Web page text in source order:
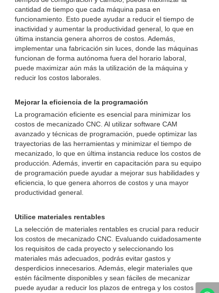
cantidad de tiempo que cada máquina pasa en
funcionamiento. Esto puede ayudar a reducir el tiempo de
inactividad y aumentar la productividad general, lo que en
última instancia genera ahorros de costos. Además,
implementar una fabricación sin luces, donde las máquinas
funcionan de forma autónoma fuera del horario laboral,
puede maximizar aún más la utilización de la máquina y
reducir los costos laborales.
Mejorar la eficiencia de la programación
La programación eficiente es esencial para minimizar los
costos de mecanizado CNC. Al utilizar software CAM
avanzado y técnicas de programación, puede optimizar las
trayectorias de las herramientas y minimizar el tiempo de
mecanizado, lo que en última instancia reduce los costos de
producción. Además, invertir en capacitación para su equipo
de programación puede ayudar a mejorar sus habilidades y
eficiencia, lo que genera ahorros de costos y una mayor
productividad general.
Utilice materiales rentables
La selección de materiales rentables es crucial para reducir
los costos de mecanizado CNC. Evaluando cuidadosamente
los requisitos de cada proyecto y seleccionando los
materiales más adecuados, podrás evitar gastos y
desperdicios innecesarios. Además, elegir materiales que
estén fácilmente disponibles y sean fáciles de mecanizar
puede ayudar a reducir los plazos de entrega y los costos